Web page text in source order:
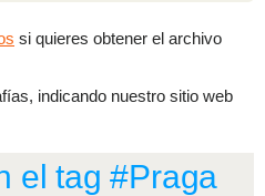
si quieres obtener el archivo
indicando nuestro sitio web
el tag #Praga